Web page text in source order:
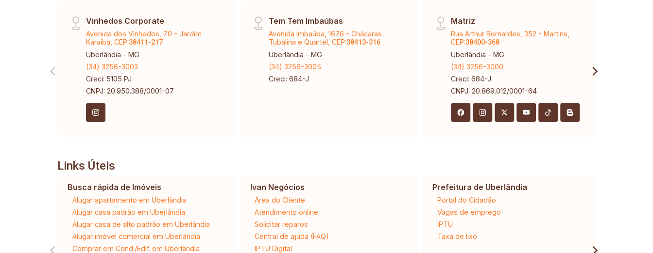
Vinhedos Corporate
Avenida dos Vinhedos, 70 - Jardim
Karaíba, CEP:38411-217
Uberlândia - MG
(34) 3256-3003
Creci: 5105 PJ
CNPJ: 20.950.388/0001-07
Tem Tem Imbaúbas
Avenida Imbaúba, 1676 - Chácaras
Tubalina e Quartel, CEP:38413-316
Uberlândia - MG
(34) 3256-3005
Creci: 684-J
Matriz
Rua Arthur Bernardes, 352 - Martins,
CEP:38400-368
Uberlândia - MG
(34) 3256-3000
Creci: 684-J
CNPJ: 20.869.012/0001-64
Links Úteis
Busca rápida de Imóveis
Alugar apartamento em Uberlândia
Alugar casa padrão em Uberlândia
Alugar casa de alto padrão em Uberlândia
Alugar imóvel comercial em Uberlândia
Comprar em Cond./Edif. em Uberlândia
Ivan Negócios
Área do Cliente
Atendimento online
Solicitar reparos
Central de ajuda (FAQ)
IPTU Digital
Prefeitura de Uberlândia
Portal do Cidadão
Vagas de emprego
IPTU
Taxa de lixo